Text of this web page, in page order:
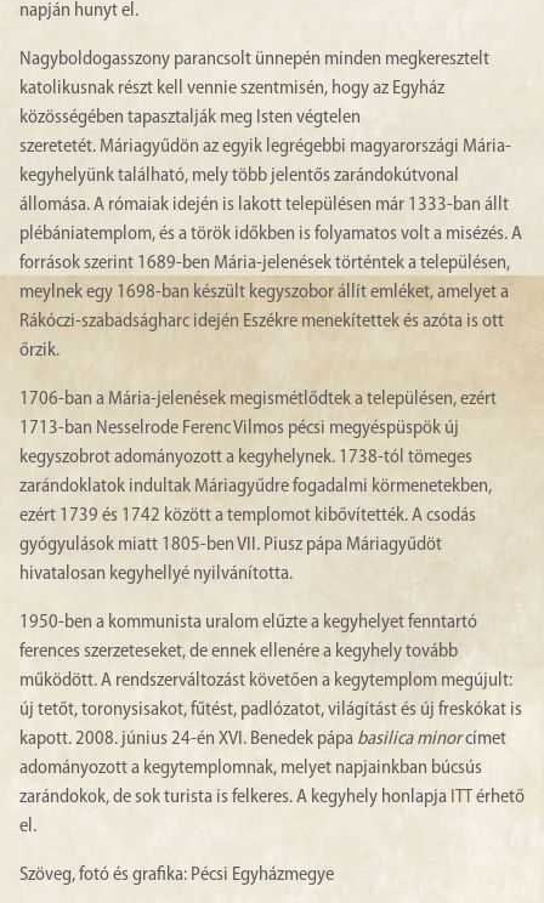
napján hunyt el.
Nagyboldogasszony parancsolt ünnepén minden megkeresztelt
katolikusnak részt kell vennie szentmisén, hogy az Egyház
közösségében tapasztalják meg Isten végtelen
szeretetét. Máriagyűdön az egyik legrégebbi magyarországi Mária-
kegyhelyünk található, mely több jelentős zarándokútvonal
állomása. A rómaiak idején is lakott településen már 1333-ban állt
plébániatemplom, és a török időkben is folyamatos volt a misézés. A
források szerint 1689-ben Mária-jelenések történtek a településen,
meylnek egy 1698-ban készült kegyszobor állít emléket, amelyet a
Rákóczi-szabadságharc idején Eszékre menekítettek és azóta is ott
őrzik.
1706-ban a Mária-jelenések megismétlődtek a településen, ezért
1713-ban Nesselrode Ferenc Vilmos pécsi megyéspüspök új
kegyszobrot adományozott a kegyhelynek. 1738-tól tömeges
zarándoklatok indultak Máriagyűdre fogadalmi körmenetekben,
ezért 1739 és 1742 között a templomot kibővítették. A csodás
gyógyulások miatt 1805-ben VII. Piusz pápa Máriagyűdöt
hivatalosan kegyhellyé nyilvánította.
1950-ben a kommunista uralom elűzte a kegyhelyet fenntartó
ferences szerzeteseket, de ennek ellenére a kegyhely tovább
működött. A rendszerváltozást követően a kegytemplom megújult:
új tetőt, toronysisakot, fűtést, padlózatot, világítást és új freskókat is
kapott. 2008. június 24-én XVI. Benedek pápa basilica minorcímet
adományozott a kegytemplomnak, melyet napjainkban búcsús
zarándokok, de sok turista is felkeres. A kegyhely honlapja ITTérhető
el.
Szöveg, fotó és grafika: Pécsi Egyházmegye